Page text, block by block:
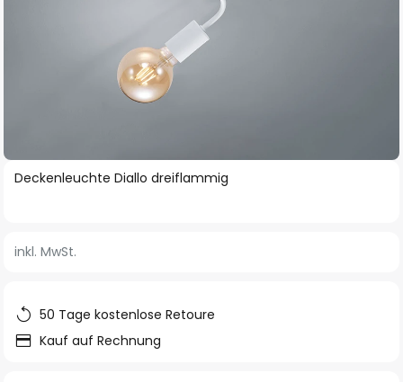
Zum
springen
Deckenleuchte Diallo dreiflammig
inkl. MwSt.
50 Tage kostenlose Retoure
Kauf auf Rechnung